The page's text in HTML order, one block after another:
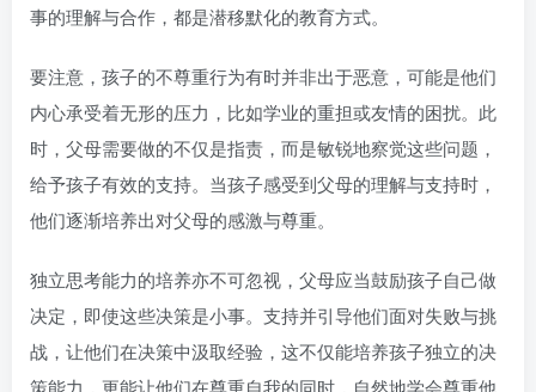
事的理解与合作，都是潜移默化的教育方式。
要注意，孩子的不尊重行为有时并非出于恶意，可能是他们
内心承受着无形的压力，比如学业的重担或友情的困扰。此
时，父母需要做的不仅是指责，而是敏锐地察觉这些问题，
给予孩子有效的支持。当孩子感受到父母的理解与支持时，
他们逐渐培养出对父母的感激与尊重。
独立思考能力的培养亦不可忽视，父母应当鼓励孩子自己做
决定，即使这些决策是小事。支持并引导他们面对失败与挑
战，让他们在决策中汲取经验，这不仅能培养孩子独立的决
策能力，更能让他们在尊重自我的同时，自然地学会尊重他